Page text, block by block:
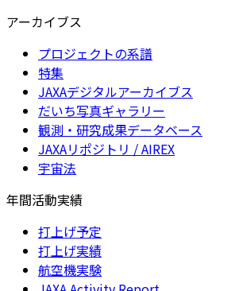
アーカイブス
プロジェクトの系譜
特集
JAXAデジタルアーカイブス
だいち写真ギャラリー
観測・研究成果データベース
JAXAリポジトリ / AIREX
宇宙法
年間活動実績
打上げ予定
打上げ実績
航空機実験